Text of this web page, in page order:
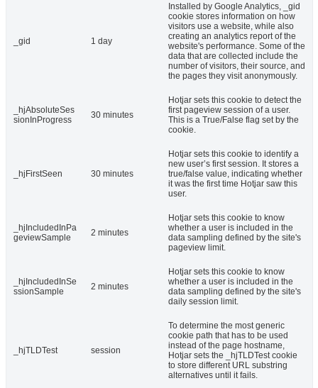
_gid 1 day
Installed by Google Analytics, _gid
cookie stores information on how
visitors use a website, while also
creating an analytics report of the
website's performance. Some of the
data that are collected include the
number of visitors, their source, and
the pages they visit anonymously.
_hjAbsoluteSes
sionInProgress
30 minutes
Hotjar sets this cookie to detect the
first pageview session of a user.
This is a True/False flag set by the
cookie.
_hjFirstSeen 30 minutes
Hotjar sets this cookie to identify a
new user’s first session. It stores a
true/false value, indicating whether
it was the first time Hotjar saw this
user.
_hjIncludedInPa
geviewSample
2 minutes
Hotjar sets this cookie to know
whether a user is included in the
data sampling defined by the site's
pageview limit.
_hjIncludedInSe
ssionSample
2 minutes
Hotjar sets this cookie to know
whether a user is included in the
data sampling defined by the site's
daily session limit.
_hjTLDTest session
To determine the most generic
cookie path that has to be used
instead of the page hostname,
Hotjar sets the _hjTLDTest cookie
to store different URL substring
alternatives until it fails.